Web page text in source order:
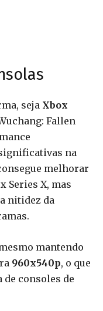
seja Xbox
Fallen
na
melhorar
Series X, mas
nitidez da
mantendo
960x540p, o que
de consoles de